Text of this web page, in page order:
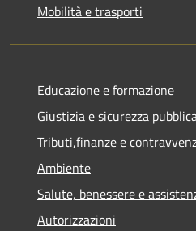
Mobilità e trasporti
Educazione e formazione
Giustizia e sicurezza
Tributi,finanze e
Ambiente
Salute, benessere e
Autorizzazioni